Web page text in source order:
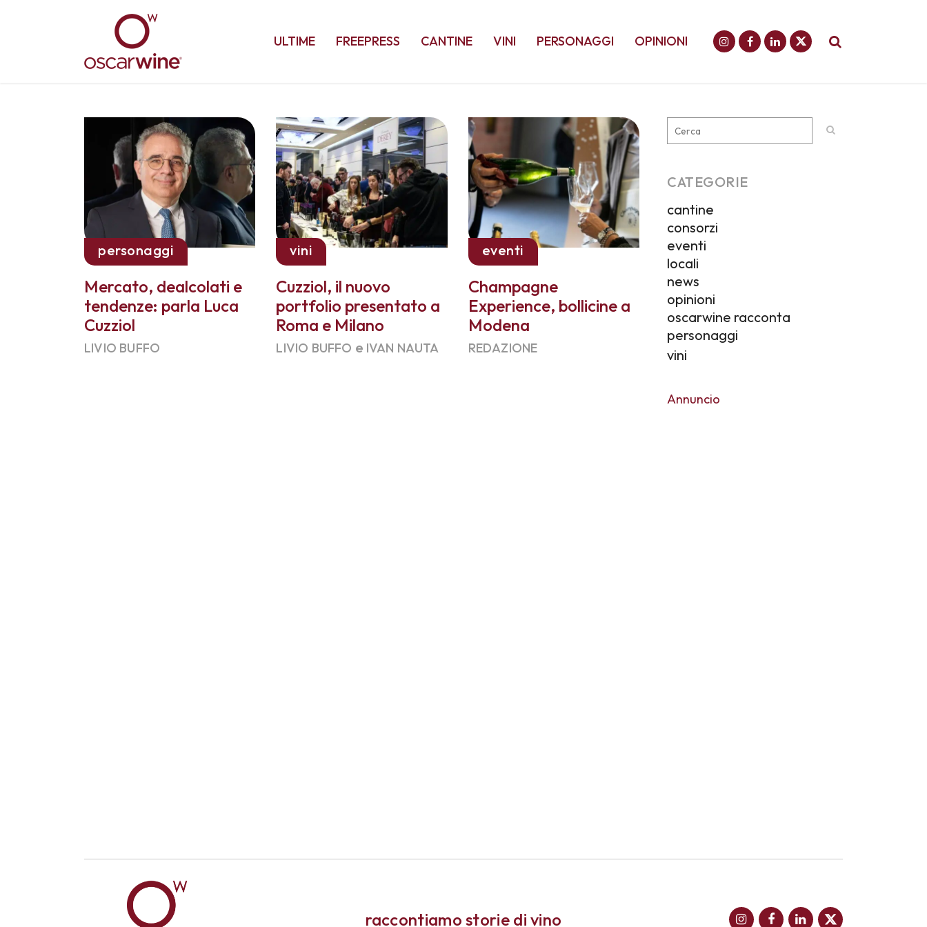
ULTIME FREEPRESS CANTINE VINI PERSONAGGI OPINIONI
personaggi
Mercato, dealcolati e
tendenze: parla Luca
Cuzziol
LIVIO BUFFO
vini
Cuzziol, il nuovo
portfolio presentato a
Roma e Milano
LIVIO BUFFO e IVAN NAUTA
eventi
Champagne
Experience, bollicine a
Modena
REDAZIONE
CATEGORIE
cantine
consorzi
eventi
locali
news
opinioni
oscarwine racconta
personaggi
vini
Annuncio
raccontiamo storie di vino